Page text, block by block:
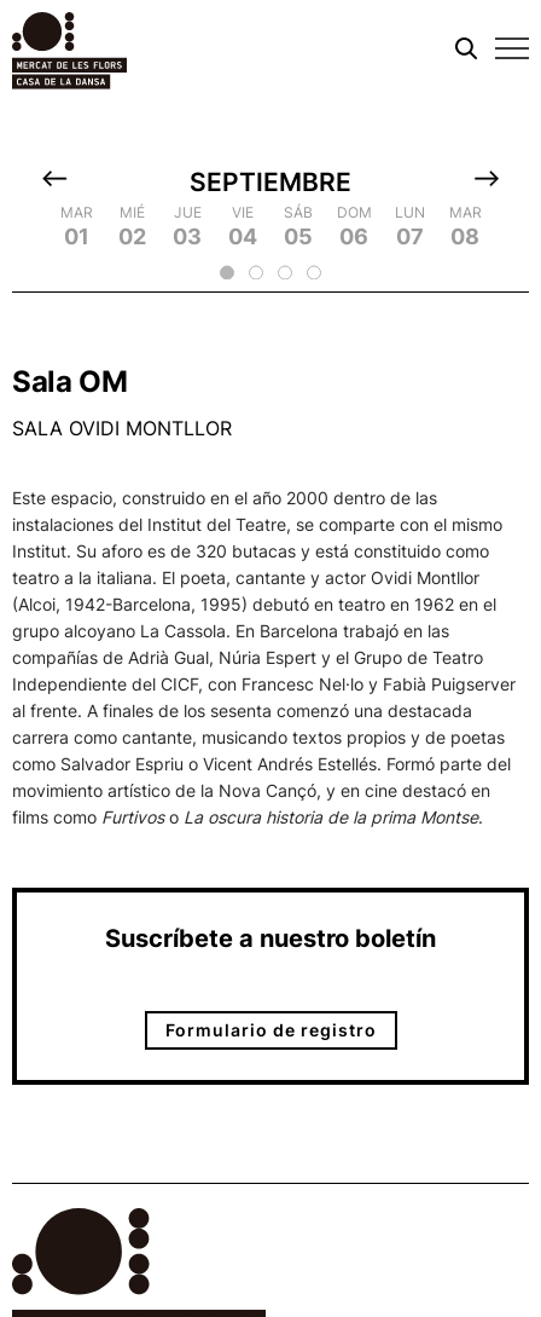
MIÉ
19
JUE
20
VIE
21
SÁB
22
DOM
23
LUN
24
MAR
25
MIÉ
26
JUE
10
VIE
11
SÁB
12
DOM
13
LUN
14
MAR
15
MIÉ
16
JUE
17
SEPTIEMBRE
MAR
01
MIÉ
02
JUE
03
VIE
04
SÁB
05
DOM
06
LUN
07
MAR
08
Sala OM
SALA OVIDI MONTLLOR
Este espacio, construido en el año 2000 dentro de las
instalaciones del Institut del Teatre, se comparte con el mismo
Institut. Su aforo es de 320 butacas y está constituido como
teatro a la italiana. El poeta, cantante y actor Ovidi Montllor
(Alcoi, 1942-Barcelona, 1995) debutó en teatro en 1962 en el
grupo alcoyano La Cassola. En Barcelona trabajó en las
compañías de Adrià Gual, Núria Espert y el Grupo de Teatro
Independiente del CICF, con Francesc Nel·lo y Fabià Puigserver
al frente. A finales de los sesenta comenzó una destacada
carrera como cantante, musicando textos propios y de poetas
como Salvador Espriu o Vicent Andrés Estellés. Formó parte del
movimiento artístico de la Nova Cançó, y en cine destacó en
films como Furtivoso La oscura historia de la prima Montse.
Suscríbete a nuestro boletín
Formulario de registro